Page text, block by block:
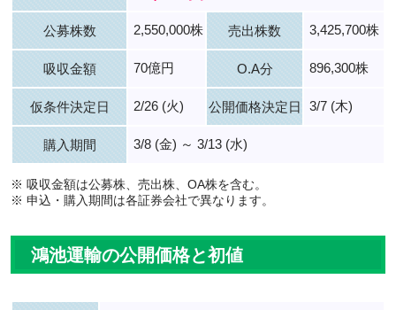
公募株数 2,550,000株 売出株数 3,425,700株
吸収金額 70億円 O.A分 896,300株
仮条件決定日 2/26 (火) 公開価格決定日 3/7 (木)
購入期間 3/8 (金) ～ 3/13 (水)
※ 吸収金額は公募株、売出株、OA株を含む。
※ 申込・購入期間は各証券会社で異なります。
鴻池運輸の公開価格と初値